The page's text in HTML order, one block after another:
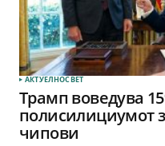
АКТУЕЛНОСВЕТ
Трамп воведува
полисилициумот
чипови